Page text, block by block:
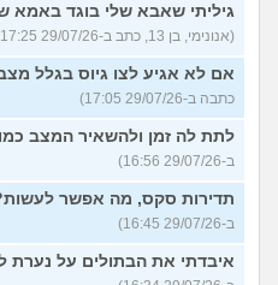
גיליתי שאבא שלי בוגד באמא
(אנונימי, בן 13, כתב ב-29/07/26 17:25)
אם לא אגיע לצו גיוס בגלל
כתבה ב-29/07/26 17:05)
לתת לה זמן ולהשאיר המצב
ב-29/07/26 16:56)
תדירות סקס, מה אפשר
ב-29/07/26 16:45)
איבדתי את הבתולים על נערת